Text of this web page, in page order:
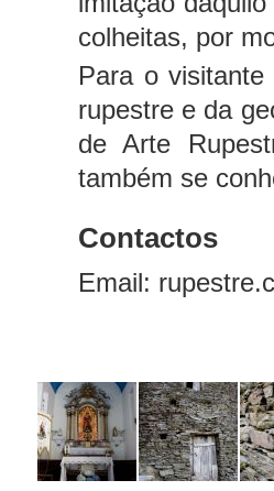
colheitas, por
Para o
rupestre e da
de Arte
também se
Contactos
Email: